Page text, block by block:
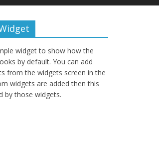
widget to show how the
by default. You can add
from the widgets screen in the
widgets are added then this
by those widgets.